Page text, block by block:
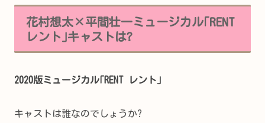
花村想太×平間壮一ミュージカル｢RENT
レント｣キャストは?
2020版ミュージカル｢RENT レント｣
キャストは誰なのでしょうか?